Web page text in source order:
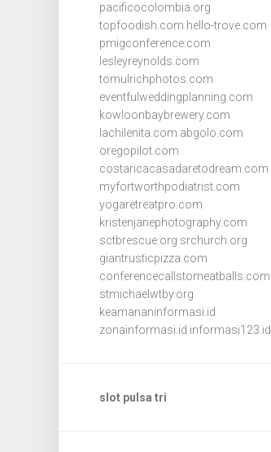
pacificocolombia.org
topfoodish.com hello-trove.com
pmigconference.com
lesleyreynolds.com
tomulrichphotos.com
eventfulweddingplanning.com
kowloonbaybrewery.com
lachilenita.com abgolo.com
oregopilot.com
costaricacasadaretodream.com
myfortworthpodiatrist.com
yogaretreatpro.com
kristenjanephotography.com
sctbrescue.org srchurch.org
giantrusticpizza.com
conferencecallstomeatballs.com
stmichaelwtby.org
keamananinformasi.id
zonainformasi.id informasi123.id
slot pulsa tri